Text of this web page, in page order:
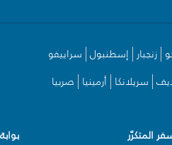
زنجبار إسطنبول سراييفو
سريلانكا أرمينيا صربيا
المتكرّر